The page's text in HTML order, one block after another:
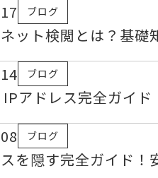
ブログ
ット検閲とは？基
ブログ
IPアドレス完全ガイ
ブログ
を隠す完全ガイド